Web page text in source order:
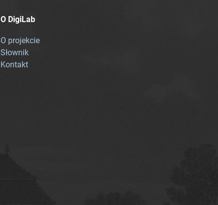
O DigiLab
O projekcie
Słownik
Kontakt